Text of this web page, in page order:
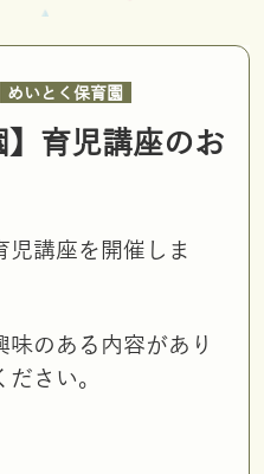
めいとく保育園
】育児講座のお
児講座を開催しま
味のある内容があり
さい。